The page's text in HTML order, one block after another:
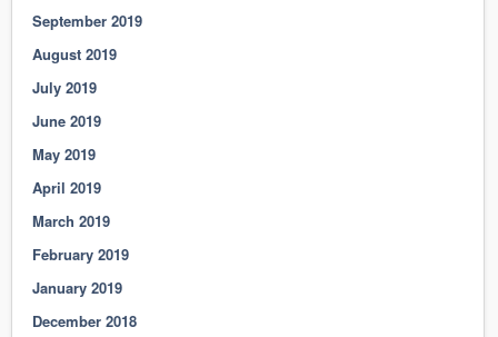
September 2019
August 2019
July 2019
June 2019
May 2019
April 2019
March 2019
February 2019
January 2019
December 2018